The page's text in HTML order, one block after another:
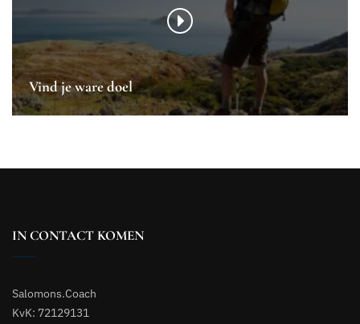
Vind je ware doel
IN CONTACT KOMEN
Salomons.Coach
KvK: 72129131